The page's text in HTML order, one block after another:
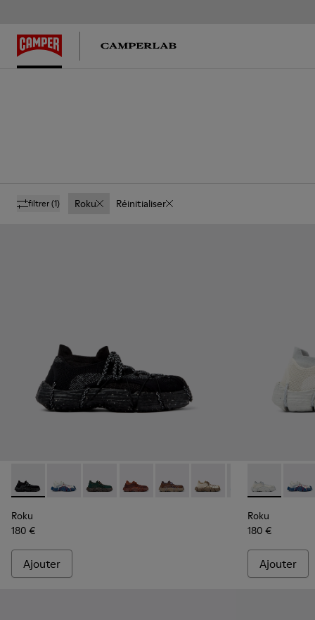
filtrer(1) Roku Réinitialiser
Roku - K100953-001 - Baskets en textile multicolores Pour
Roku - K100953-014 - Baskets en textile
Roku - K100953-012 - Baskets vertes pour
Roku - K100953-010 - Baskets
Roku - K100953-009 -
Roku - K100953-008 -
Roku -Roku -
Roku
180 €
Ajouter
Roku -
Roku
180 €
Ajouter